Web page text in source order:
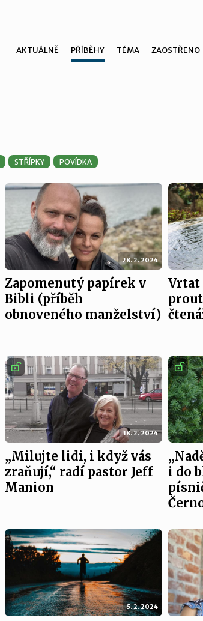
AKTUÁLNĚ PŘÍBĚHY TÉMA ZAOSTŘENO
STŘÍPKY POVÍDKA
28. 2. 2024
Zapomenutý papírek v
Bibli (příběh
obnoveného manželství)
Vrtat
18. 2. 2024
„Milujte lidi, i když vás
zraňují,“ radí pastor Jeff
Manion
i do
5. 2. 2024